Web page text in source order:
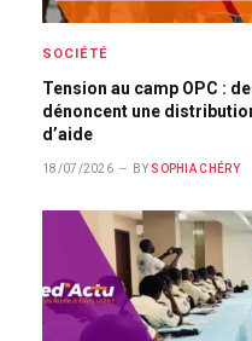
SOCIÉTÉ
Tension au camp OPC :
dénoncent une
d’aide
18/07/2026 BY SOPHIA CHÉRY